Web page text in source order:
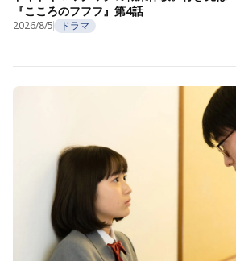
『こころのフフフ』第4話
2026/8/5 ドラマ